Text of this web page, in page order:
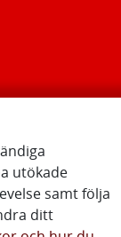
utökade
samt följa
ditt